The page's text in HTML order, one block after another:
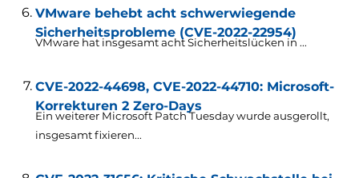
VMware behebt acht schwerwiegende
Sicherheitsprobleme (CVE-2022-22954)
VMware hat insgesamt acht Sicherheitslücken in ...
CVE-2022-44698, CVE-2022-44710: Microsoft-
Korrekturen 2 Zero-Days
Ein weiterer Microsoft Patch Tuesday wurde ausgerollt,
insgesamt fixieren...